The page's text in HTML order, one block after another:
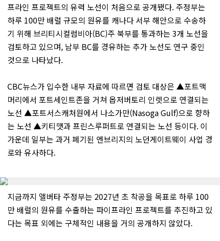
프라인 프로젝트의 유력 노선이 처음으로 공개됐다. 주정부는
하루 100만 배럴 규모의 원유를 캐나다 서부 해안으로 수송하
기 위해 브리티시컬럼비아(BC)주 북부를 통과하는 3개 노선을
검토하고 있으며, 남부 BC를 경유하는 추가 노선도 연구 중인
것으로 나타났다.
CBC뉴스가 입수한 내부 자료에 따르면 검토 대상은 ▲포트맥
머리에서 포트세인트존을 거쳐 옵저버토리 인렛으로 연결되는
노선 ▲포트서스캐처원에서 나소가만(Nasoga Gulf)으로 향하
는 노선 ▲키티맷과 프린스루퍼트로 연결되는 노선 등이다. 이
가운데 일부는 과거 폐기된 엔브리지의 노던게이트웨이 사업 경
로와 유사하다.
지금까지 앨버타 주정부는 2027년 초 착공을 목표로 하루 100
만 배럴의 원유를 수출하는 파이프라인 프로젝트를 추진하고 있
다는 목표 외에는 구체적인 내용을 거의 공개하지 않았다.